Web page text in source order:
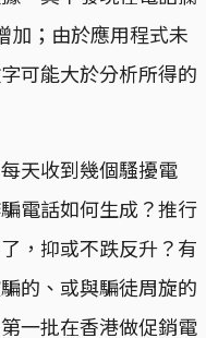
加；由於應用程式未
可能大於分析所得的
天收到幾個騷擾電
電話如何生成？推行
，抑或不跌反升？有
的、或與騙徒周旋的
一批在香港做促銷電